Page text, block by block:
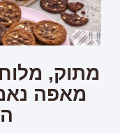
מתוק,
מאפה